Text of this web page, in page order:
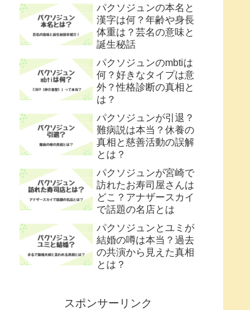
パクソジュンの本名と
漢字は何？年齢や身長
体重は？芸名の意味と
誕生秘話
パクソジュンのmbtiは
何？好きなタイプは意
外？性格診断の真相と
は？
パクソジュンが引退？
難病説は本当？休養の
真相と慈善活動の誤解
とは？
パクソジュンが宮崎で
訪れたお寿司屋さんは
どこ？アナザースカイ
で話題の名店とは
パクソジュンとユミが
結婚の噂は本当？過去
の共演から見えた真相
とは？
スポンサーリンク